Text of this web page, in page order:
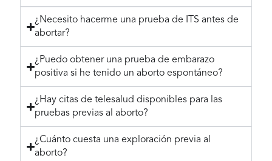
¿Necesito hacerme una prueba de ITS antes de
abortar?
¿Puedo obtener una prueba de embarazo
positiva si he tenido un aborto espontáneo?
¿Hay citas de telesalud disponibles para las
pruebas previas al aborto?
¿Cuánto cuesta una exploración previa al
aborto?